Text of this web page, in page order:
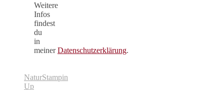
Weitere
Infos
findest
du
in
meinerDatenschutzerklärung.
NaturStampin
Up